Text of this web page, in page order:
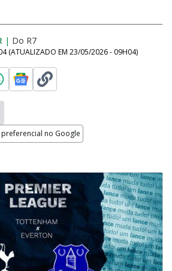
| Do R7
(ATUALIZADO EM 23/05/2026 - 09H04)
no Google